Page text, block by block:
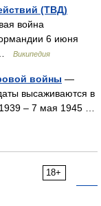
(ТВД)
война
6 июня
…
Википедия
войны —
высаживаются в
– 7 мая 1945 …
18+